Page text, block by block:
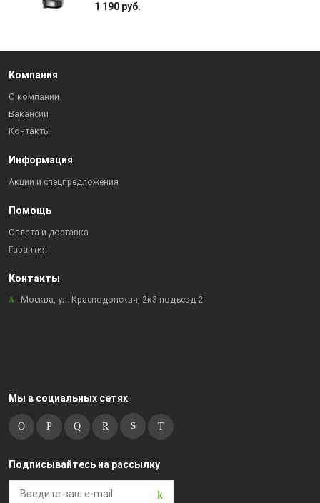
1 190 руб.
Компания
О компании
Вакансии
Контакты
Информация
Акции и спецпредложения
Помощь
Оплата и доставка
Гарантия
Контакты
Москва, ул. Краснодонская, 2к3 подъезд 2
Мы в социальных сетях
Подписывайтесь на рассылку